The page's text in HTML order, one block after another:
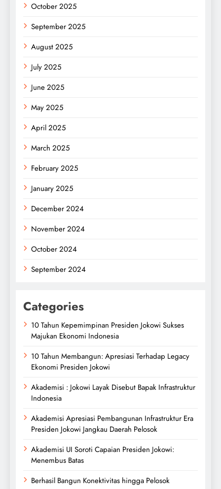
October 2025
September 2025
August 2025
July 2025
June 2025
May 2025
April 2025
March 2025
February 2025
January 2025
December 2024
November 2024
October 2024
September 2024
Categories
10 Tahun Kepemimpinan Presiden Jokowi Sukses
Majukan Ekonomi Indonesia
10 Tahun Membangun: Apresiasi Terhadap Legacy
Ekonomi Presiden Jokowi
Akademisi : Jokowi Layak Disebut Bapak Infrastruktur
Indonesia
Akademisi Apresiasi Pembangunan Infrastruktur Era
Presiden Jokowi Jangkau Daerah Pelosok
Akademisi UI Soroti Capaian Presiden Jokowi:
Menembus Batas
Berhasil Bangun Konektivitas hingga Pelosok